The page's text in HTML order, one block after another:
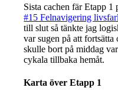
Sista cachen fär Etapp
#15 Felnavigering
till slut så tänkte jag
var sugen på att
skulle bort på middag
cykala tillbaka hemåt.
Karta över Etapp 1